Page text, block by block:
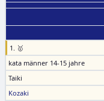
1. 🥇
kata männer 14-15 jahre
Taiki
Kozaki